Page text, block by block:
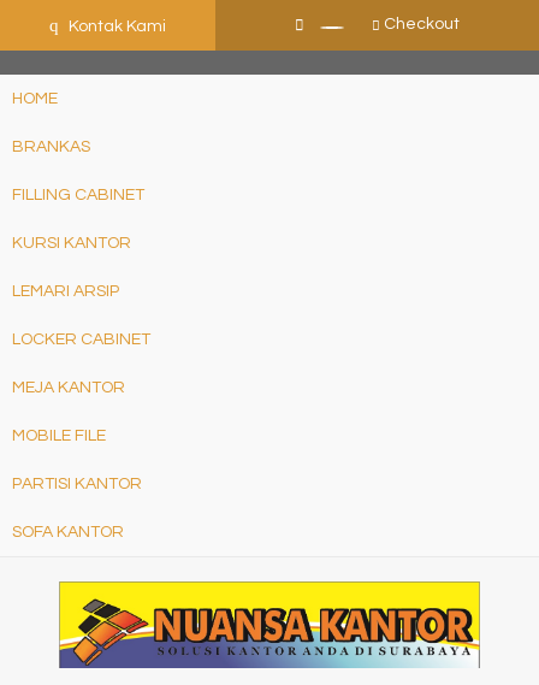
q Kontak Kami Checkout
HOME
BRANKAS
FILLING CABINET
KURSI KANTOR
LEMARI ARSIP
LOCKER CABINET
MEJA KANTOR
MOBILE FILE
PARTISI KANTOR
SOFA KANTOR